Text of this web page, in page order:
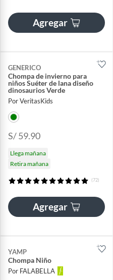
Agregar
GENERICO
Chompa de invierno para
niños Suéter de lana diseño
dinosaurios Verde
Por VeritasKids
S/ 59.90
Llega mañana
Retira mañana
(72)
Agregar
YAMP
Chompa Niño
Por FALABELLA